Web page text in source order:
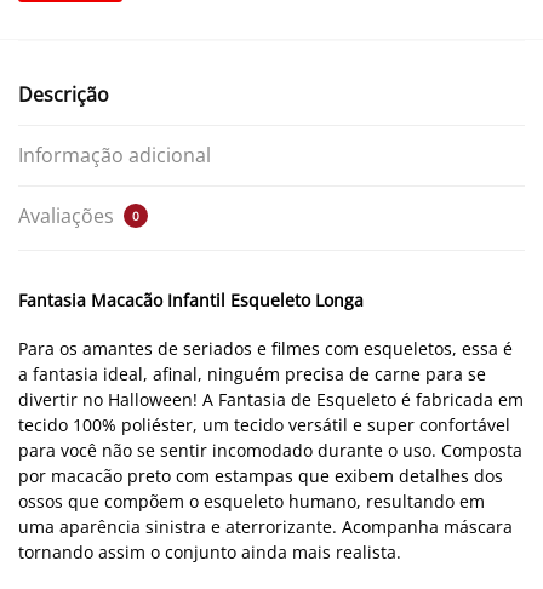
Descrição
Informação adicional
Avaliações 0
Fantasia Macacão Infantil Esqueleto Longa
Para os amantes de seriados e filmes com esqueletos, essa é
a fantasia ideal, afinal, ninguém precisa de carne para se
divertir no Halloween! A Fantasia de Esqueleto é fabricada em
tecido 100% poliéster, um tecido versátil e super confortável
para você não se sentir incomodado durante o uso. Composta
por macacão preto com estampas que exibem detalhes dos
ossos que compõem o esqueleto humano, resultando em
uma aparência sinistra e aterrorizante. Acompanha máscara
tornando assim o conjunto ainda mais realista.